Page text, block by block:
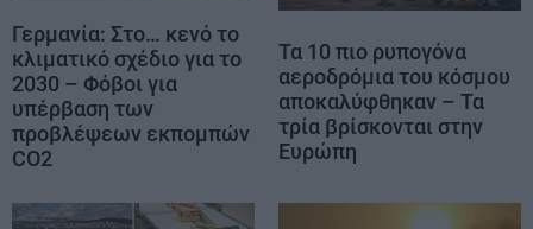
Γερμανία: Στο… κενό το
κλιματικό σχέδιο για το
2030 – Φόβοι για
υπέρβαση των
προβλέψεων εκπομπών
CO2
Τα 10 πιο ρυπογόνα
αεροδρόμια του κόσμου
αποκαλύφθηκαν – Τα
τρία βρίσκονται στην
Ευρώπη